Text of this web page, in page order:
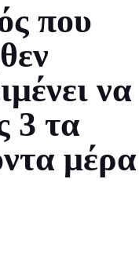
που
να
3 τα
μέρα